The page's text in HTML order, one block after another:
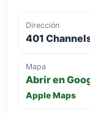
Dirección
401
Mapa
Abrir en
Apple Maps